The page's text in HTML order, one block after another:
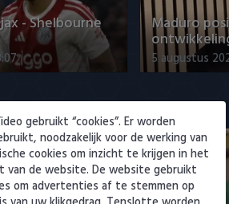
- Shelbourne Maduro
5 augustus
gebruikt “cookies”. Er worden
noodzakelijk voor de werking van
cookies om inzicht te krijgen in het
de website. De website gebruikt
om advertenties af te stemmen op